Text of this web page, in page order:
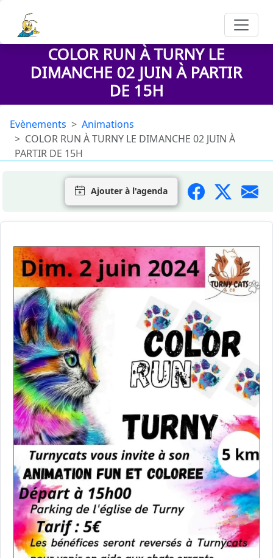
COLOR RUN À TURNY LE
DIMANCHE 02 JUIN À PARTIR
DE 15H
Evènements
Animations
COLOR RUN À TURNY LE DIMANCHE 02 JUIN À
PARTIR DE 15H
Ajouter à l'agenda